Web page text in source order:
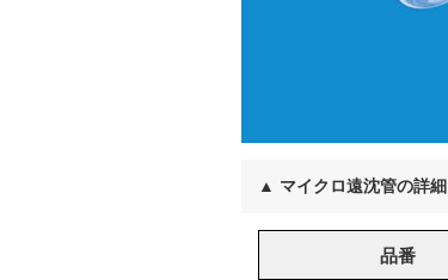
▲ マイクロ遠沈管の詳細
品番